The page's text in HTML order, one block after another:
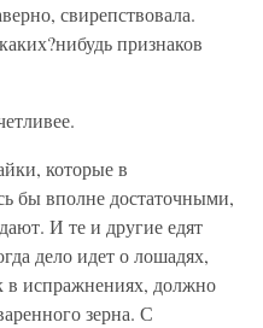
свирепствовала.
признаков
которые в
бы вполне достаточными,
И те и другие едят
дело идет о лошадях,
в испражнениях, должно
зерна. С